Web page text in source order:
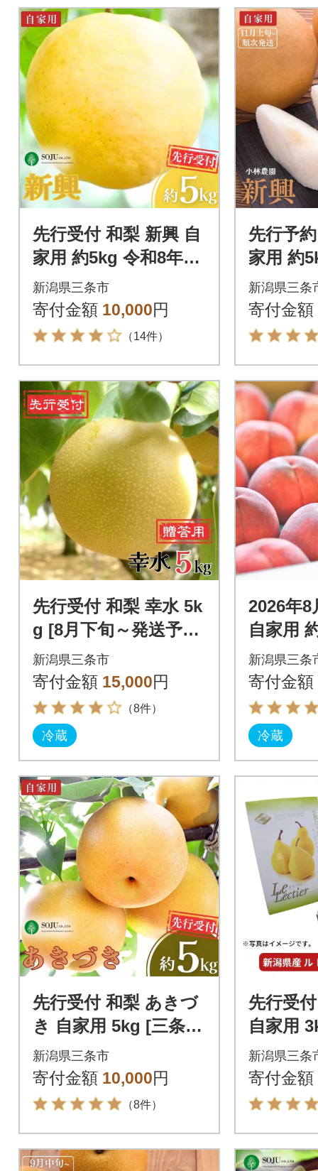
辺果樹園 2026
先行受付 和梨 新興 自
家用 約5kg 令和8年度
新潟県産 梨 【010P06
6】
新潟県三条市
寄付金額 10,000円
（14件）
先行予
家用 約
から発
園] 【
新潟県三条
寄付金額
先行受付 和梨 幸水 5k
g [8月下旬～発送予定]
新潟県産 梨 [岩福農
園]【010P045】
新潟県三条市
寄付金額 15,000円
（8件）
冷蔵
2026年8
自家用
個入) 石田フルーツ
【
新潟県三条
寄付金額
冷蔵
先行受付 和梨 あきづ
き 自家用 5kg [三条果
樹専門家集団] 【010P
063】
新潟県三条市
寄付金額 10,000円
（8件）
先行受
自家用
洋梨 ル
福農園]
新潟県三条
寄付金額